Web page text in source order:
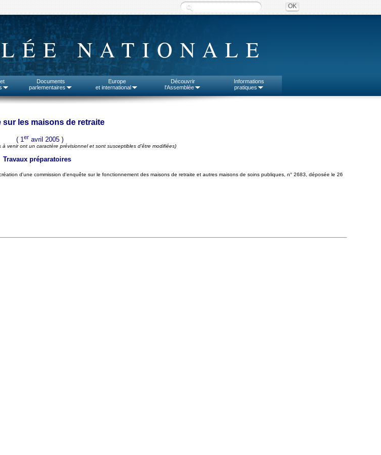
NATIONALE
Documents
parlementaires
Europe
et international
Découvrir
l'Assemblée
Informations
pratiques
sur les maisons de retraite
( 1 er avril 2005 )
venir ont un caractère prévisionnel et sont susceptibles d'être modifiées)
Travaux préparatoires
d'une commission d'enquête sur le fonctionnement des maisons de retraite et autres maisons de soins publiques, n° 2683, déposée le 26